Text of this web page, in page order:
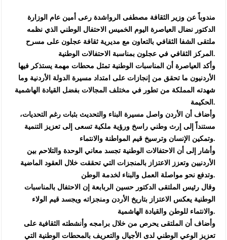
مندوباً عن وزير الثقافة مصطفى الرواشدة رعى أمين عام الوزارة
الدكتور نضال العياصرة اليوم الخميس الاحتفال الوطني الذي نظمه
ملتقى الشفا الثقافي بالتعاون مع مديرية ثقافة عجلون على مسرح
المركز الثقافي في عجلون بمناسبة الاحتفالات الوطنية.
وأكد العياصرة أن المناسبات الوطنية تمثل محطات مهمة يستذكر فيها
الأردنيون ما تحقق من إنجازات على امتداد مسيرة الدولة الأردنية وما
شهدته المملكة من تطور في مختلف المجالات بفضل القيادة الهاشمية
الحكيمة.
وأضاف أن الأردن واصل مسيرة البناء والتحديث بثبات رغم التحديات،
مستنداً إلى إرث وطني راسخ ورؤية ملكية تسعى إلى تعزيز التنمية
وتمكين الإنسان وترسيخ قيم المواطنة والانتماء.
وأشار إلى أن الاحتفالات الوطنية تجسد معاني الوحدة والتلاحم بين
الأردنيين وتعزز الاعتزاز بالمنجزات التي تحققت خلال العقود الماضية
وتدفع نحو مواصلة العمل والبناء لخدمة الوطن.
وقال رئيس الملتقى الدكتور حسين الربابعة إن الاحتفال بالمناسبات
الوطنية يعكس الاعتزاز بتاريخ الأردن ومنجزاته ويجسد قيم الولاء
والانتماء للوطن والقيادة الهاشمية.
وأضاف أن الملتقى يحرص من خلال برامجه وأنشطته الثقافية على
تعزيز الوعي الوطني لدى الأجيال والتعريف بالمحطات الوطنية التي